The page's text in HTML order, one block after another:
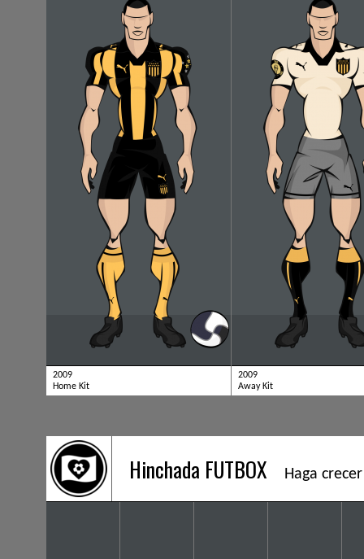
2009
Home Kit
2009
Away Kit
Hinchada FUTBOX Haga